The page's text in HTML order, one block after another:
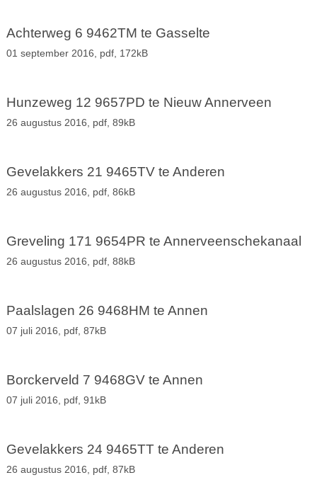
Achterweg 6 9462TM te Gasselte
01 september 2016, pdf, 172kB
Hunzeweg 12 9657PD te Nieuw Annerveen
26 augustus 2016, pdf, 89kB
Gevelakkers 21 9465TV te Anderen
26 augustus 2016, pdf, 86kB
Greveling 171 9654PR te Annerveenschekanaal
26 augustus 2016, pdf, 88kB
Paalslagen 26 9468HM te Annen
07 juli 2016, pdf, 87kB
Borckerveld 7 9468GV te Annen
07 juli 2016, pdf, 91kB
Gevelakkers 24 9465TT te Anderen
26 augustus 2016, pdf, 87kB